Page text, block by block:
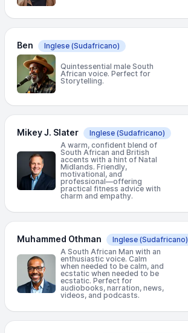
Ben Inglese (Sudafricano)
Quintessential male South
African voice. Perfect for
Storytelling.
Mikey J. Slater Inglese (Sudafricano)
A warm, confident blend of
South African and British
accents with a hint of Natal
Midlands. Friendly,
motivational, and
professional—offering
practical fitness advice with
charm and empathy.
Muhammed Othman Inglese (Sudafricano)
A South African Man with an
enthusiastic voice. Calm
when needed to be calm, and
ecstatic when needed to be
ecstatic. Perfect for
audiobooks, narration, news,
videos, and podcasts.